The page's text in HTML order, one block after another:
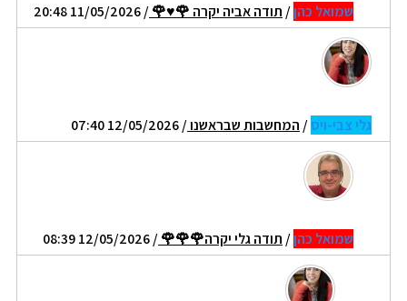
שמואל כהן/ תודה אביה יקרה 🌹♥🌹/ 11/05/2026 20:48
גלי צבי-ויס/ המחשבות שבראשנו/ 12/05/2026 07:40
שמואל כהן/ תודה גלי יקרה🌹🌹🌹/ 12/05/2026 08:39